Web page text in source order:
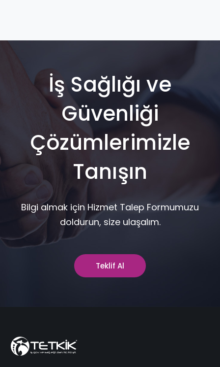
İş Sağlığı ve
Güvenliği
Çözümlerimizle
Tanışın
Bilgi almak için Hizmet Talep Formumuzu
doldurun, size ulaşalım.
Teklif Al